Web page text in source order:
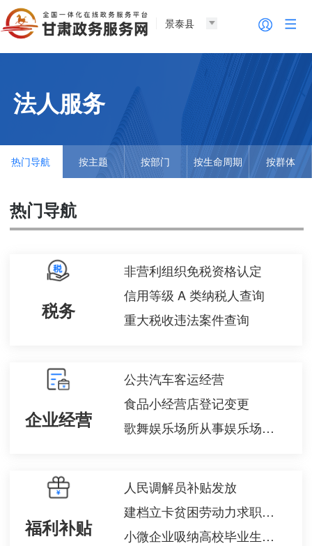
景泰县
法人服务
热门导航 按主题 按部门 按生命周期 按群体
热门导航
税务
非营利组织免税资格认定
信用等级 A 类纳税人查询
重大税收违法案件查询
企业经营
公共汽车客运经营
食品小经营店登记变更
歌舞娱乐场所从事娱乐场所经营活动的变更
福利补贴
人民调解员补贴发放
建档立卡贫困劳动力求职创业补贴申领
小微企业吸纳高校毕业生社会保险补贴申领